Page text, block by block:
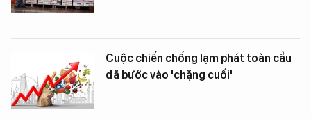
Cuộc chiến chống lạm phát toàn cầu
đã bước vào 'chặng cuối'